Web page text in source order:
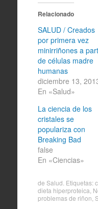
Relacionado
SALUD / Creados
por primera vez
minirriñones a
de células madre
humanas
diciembre 13,
En «Salud»
La ciencia de los
cristales se
populariza con
Breaking Bad
false
En «Ciencias»
de Salud . Etiquetas:
dieta hiperproteica
problemas de riñon